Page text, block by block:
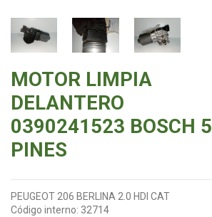
MOTOR LIMPIA
DELANTERO
0390241523 BOSCH 5
PINES
PEUGEOT 206 BERLINA 2.0 HDI CAT
Código interno: 32714